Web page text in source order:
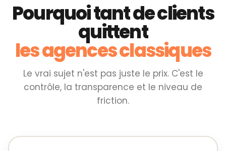
Pourquoi tant de clients
quittent
les agences classiques
Le vrai sujet n'est pas juste le prix. C'est le
contrôle, la transparence et le niveau de
friction.